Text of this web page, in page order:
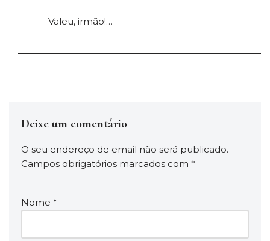
Valeu, irmão!…
Deixe um comentário
O seu endereço de email não será publicado.
Campos obrigatórios marcados com *
Nome *